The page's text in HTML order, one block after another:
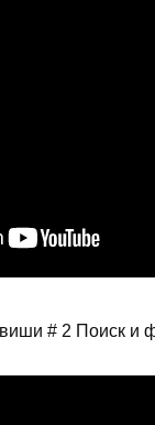
# 2 Поиск и